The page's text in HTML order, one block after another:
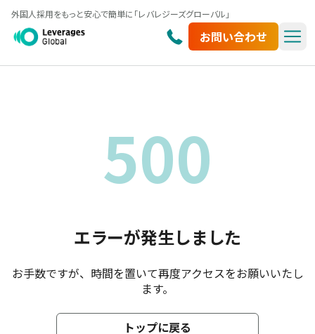
外国人採用をもっと安心で簡単に「レバレジーズグローバル」
お問い合わせ
500
エラーが発生しました
お手数ですが、時間を置いて再度アクセスをお願いいたし
ます。
トップに戻る